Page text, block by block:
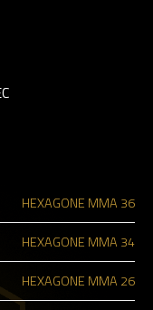
HEXAGONE MMA 36
HEXAGONE MMA 34
HEXAGONE MMA 26